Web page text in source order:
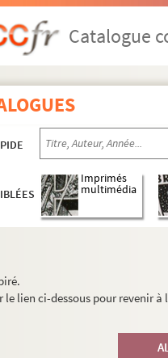
Catalogue
Imprimés
multimédia
le lien ci-dessous pour revenir